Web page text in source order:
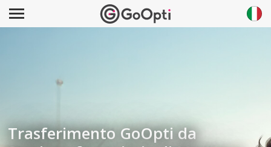
Trasferimento GoOpti da